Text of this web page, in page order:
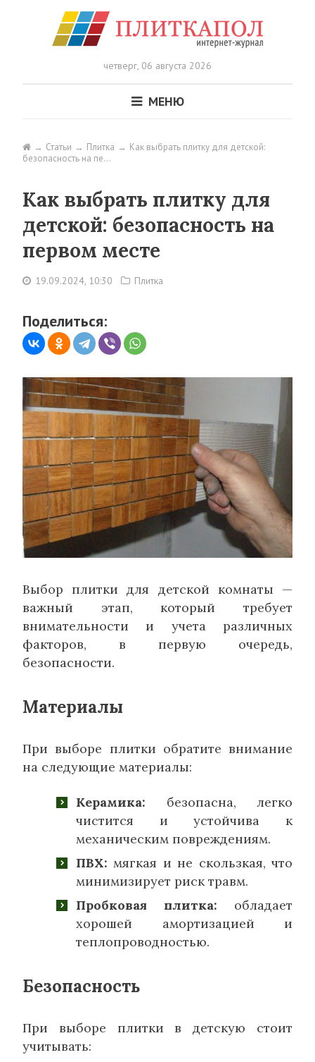
четверг, 06 августа 2026
МЕНЮ
Статьи Плитка
Как выбрать плитку для детской:
безопасность на пе…
Как выбрать плитку для
детской: безопасность на
первом месте
19.09.2024, 10:30 Плитка
Поделиться:
Выбор плитки для детской комнаты —
важный этап, который требует
внимательности и учета различных
факторов, в первую очередь,
безопасности.
Материалы
При выборе плитки обратите внимание
на следующие материалы:
Керамика: безопасна, легко
чистится и устойчива к
механическим повреждениям.
ПВХ: мягкая и не скользкая, что
минимизирует риск травм.
Пробковая плитка: обладает
хорошей амортизацией и
теплопроводностью.
Безопасность
При выборе плитки в детскую стоит
учитывать: